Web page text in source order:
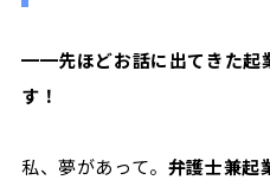
━━先ほどお話に出てきた起
す！
私、夢があって。 弁護士兼起